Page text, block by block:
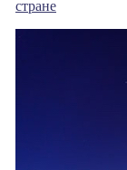
стране